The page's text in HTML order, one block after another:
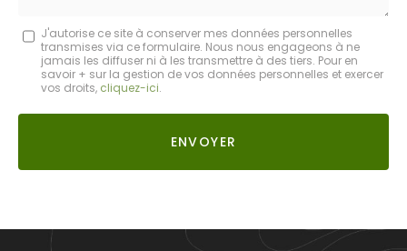
Message
J'autorise ce site à conserver mes données personnelles
transmises via ce formulaire. Nous nous engageons à ne
jamais les diffuser ni à les transmettre à des tiers. Pour en
savoir + sur la gestion de vos données personnelles et exercer
vos droits, cliquez-ici.
Acceptation
ENVOYER